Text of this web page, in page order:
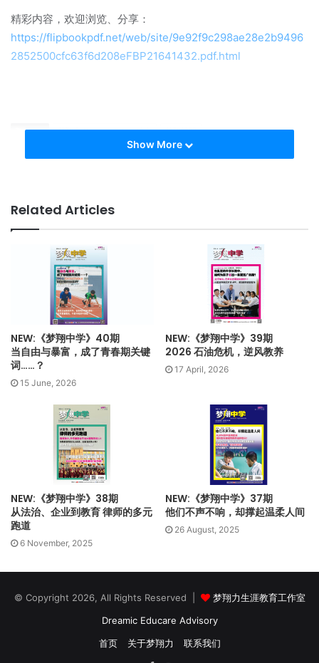
精彩内容，欢迎浏览、分享：
https://flipbookpdf.net/web/site/9e92f9c298ae28e2b9496
2852500cfc63f6d208eFBP21641432.pdf.html
Tags 梦翔力 DreamicEdu，独大 梦翔技职
Show More
Related Articles
NEW:《梦翔中学》40期
当自由与暴富，成了青春期关键
词……？
15 June, 2026
NEW:《梦翔中学》39期
2026 石油危机，逆风教养
17 April, 2026
NEW:《梦翔中学》38期
从法治、企业到教育 律师的多元
跑道
6 November, 2025
NEW:《梦翔中学》37期
他们不声不响，却撑起温柔人间
26 August, 2025
© Copyright 2026, All Rights Reserved |
梦翔力生涯教育工作室
Dreamic Educare Advisory
首页
关于梦翔力
联系我们